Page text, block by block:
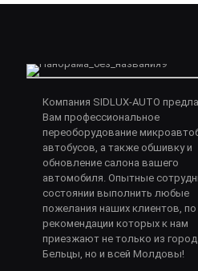
Компания SIDLUX-AUTO
Вам профессиональное
переоборудование
автобусов, а также обшивку и
обновление салона вашего
автомобиля. Опытные
состоянии выполнить любые
пожелания наших клиентов, по
рекомендации которых к нам
приезжают не только из
Бельцы, но и всей Молдовы!